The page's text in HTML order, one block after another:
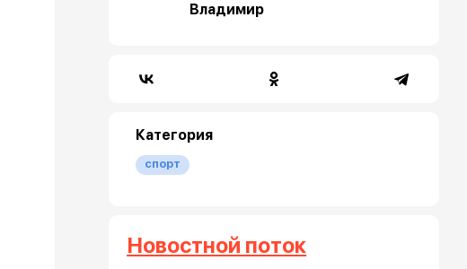
Владимир
Категория
спорт
Новостной поток